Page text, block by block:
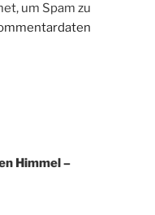
um Spam zu
Himmel –